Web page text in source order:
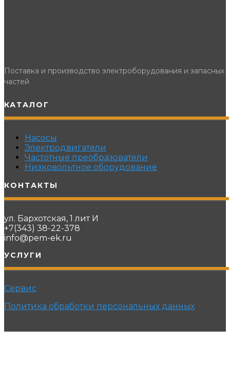
Поставка и производство электроборудования и запасных
частей
КАТАЛОГ
Насосы
Электродвигатели
Частотные преобразователи
Низковольтное оборудование
КОНТАКТЫ
ул. Бархотская, 1 лит И
+7(343) 38-22-378
info@pem-ek.ru
УСЛУГИ
Сервис
Политика обработки персональных данных